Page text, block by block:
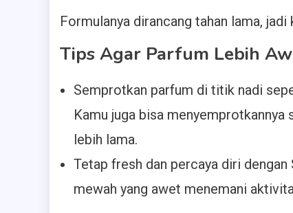
Formulanya dirancang tahan lama,
Tips Agar Parfum Lebih
Semprotkan parfum di titik nadi
Kamu juga bisa menyemprotkannya
lebih lama.
Tetap fresh dan percaya diri
mewah yang awet menemani